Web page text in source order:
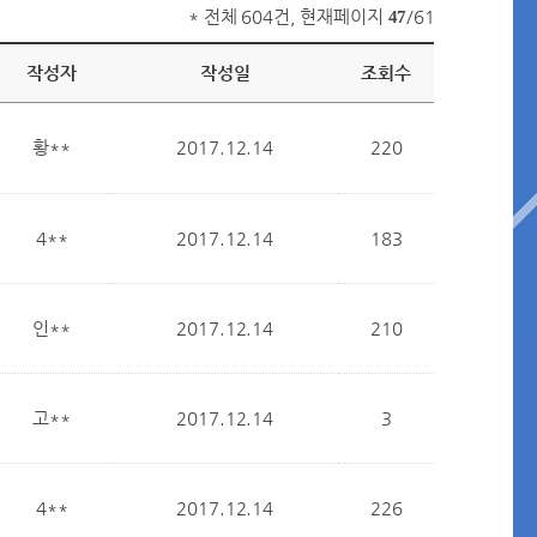
* 전체 604건, 현재페이지 47/61
작성자 작성일 조회수
황** 2017.12.14 220
4** 2017.12.14 183
인** 2017.12.14 210
고** 2017.12.14 3
4** 2017.12.14 226